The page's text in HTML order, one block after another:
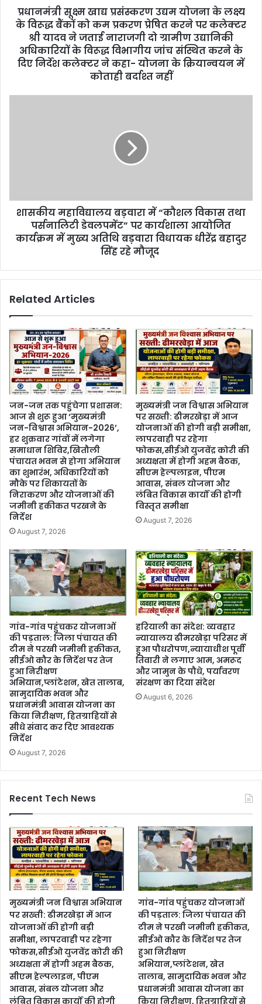
प्रधानमंत्री सूक्ष्म खाद्य प्रसंस्करण उद्यम योजना के लक्ष्य
के विरूद्ध बैंकों को कम प्रकरण प्रेषित करने पर कलेक्टर
श्री यादव ने जताई नाराजगी दो ग्रामीण उद्यानिकी
अधिकारियों के विरूद्ध विभागीय जांच संस्थित करने के
दिए निर्देश कलेक्टर ने कहा- योजना के क्रियान्वयन में
कोताही बर्दाश्त नहीं
शासकीय महाविद्यालय बड़वारा में “कौशल विकास तथा
पर्सनालिटी डेवलपमेंट” पर कार्यशाला आयोजित
कार्यक्रम में मुख्य अतिथि बड़वारा विधायक धीरेंद्र बहादुर
सिंह रहे मौजूद
Related Articles
जन-जन तक पहुंचेगा प्रशासन:
आज से शुरू हुआ ‘मुख्यमंत्री
जन-विश्वास अभियान-2026’,
हर शुक्रवार गांवों में लगेगा
समाधान शिविर,खितौली
पंचायत भवन से होगा अभियान
का शुभारंभ, अधिकारियों को
मौके पर शिकायतों के
निराकरण और योजनाओं की
जमीनी हकीकत परखने के
निर्देश
August 7, 2026
मुख्यमंत्री जन विश्वास अभियान
पर सख्ती: ढीमरखेड़ा में आज
योजनाओं की होगी बड़ी समीक्षा,
लापरवाही पर रहेगा
फोकस,सीईओ युजवेंद्र कोरी की
अध्यक्षता में होगी अहम बैठक,
सीएम हेल्पलाइन, पीएम
आवास, संबल योजना और
लंबित विकास कार्यों की होगी
विस्तृत समीक्षा
August 7, 2026
गांव-गांव पहुंचकर योजनाओं
की पड़ताल: जिला पंचायत की
टीम ने परखी जमीनी हकीकत,
सीईओ कौर के निर्देश पर तेज
हुआ निरीक्षण
अभियान,प्लांटेशन, खेत तालाब,
सामुदायिक भवन और
प्रधानमंत्री आवास योजना का
किया निरीक्षण, हितग्राहियों से
सीधे संवाद कर दिए आवश्यक
निर्देश
August 7, 2026
हरियाली का संदेश: व्यवहार
न्यायालय ढीमरखेड़ा परिसर में
हुआ पौधरोपण,न्यायाधीश पूर्वी
तिवारी ने लगाए आम, अमरूद
और जामुन के पौधे, पर्यावरण
संरक्षण का दिया संदेश
August 6, 2026
Recent Tech News
मुख्यमंत्री जन विश्वास अभियान
पर सख्ती: ढीमरखेड़ा में आज
योजनाओं की होगी बड़ी
समीक्षा, लापरवाही पर रहेगा
फोकस,सीईओ युजवेंद्र कोरी की
अध्यक्षता में होगी अहम बैठक,
सीएम हेल्पलाइन, पीएम
आवास, संबल योजना और
लंबित विकास कार्यों की होगी
गांव-गांव पहुंचकर योजनाओं
की पड़ताल: जिला पंचायत की
टीम ने परखी जमीनी हकीकत,
सीईओ कौर के निर्देश पर तेज
हुआ निरीक्षण
अभियान,प्लांटेशन, खेत
तालाब, सामुदायिक भवन और
प्रधानमंत्री आवास योजना का
किया निरीक्षण, हितग्राहियों से